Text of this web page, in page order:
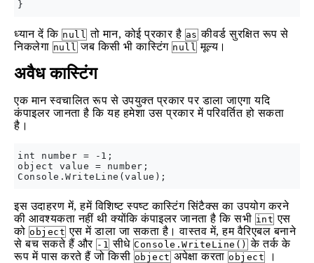
ध्यान दें कि null तो मान, कोई प्रकार है as कीवर्ड सुरक्षित रूप से
निकलेगा null जब किसी भी कास्टिंग null मूल्य।
अवैध कास्टिंग
एक मान स्वचालित रूप से उपयुक्त प्रकार पर डाला जाएगा यदि
कंपाइलर जानता है कि यह हमेशा उस प्रकार में परिवर्तित हो सकता
है।
int number = -1;
object value = number;
इस उदाहरण में, हमें विशिष्ट स्पष्ट कास्टिंग सिंटैक्स का उपयोग करने
की आवश्यकता नहीं थी क्योंकि कंपाइलर जानता है कि सभी int एस
को object एस में डाला जा सकता है। वास्तव में, हम वैरिएबल बनाने
से बच सकते हैं और -1 सीधे Console.WriteLine() के तर्क के
रूप में पास करते हैं जो किसी object अपेक्षा करता object ।